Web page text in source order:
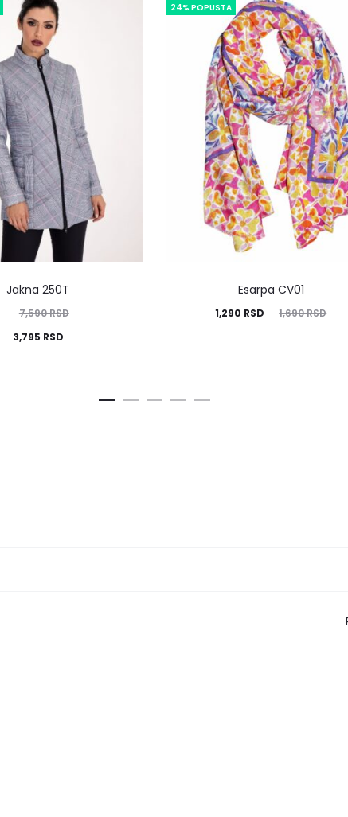
Jakna 250T
7,590RSD
3,795 RSD
24% POPUSTA
Esarpa CV01
1,690RSD
1,290 RSD